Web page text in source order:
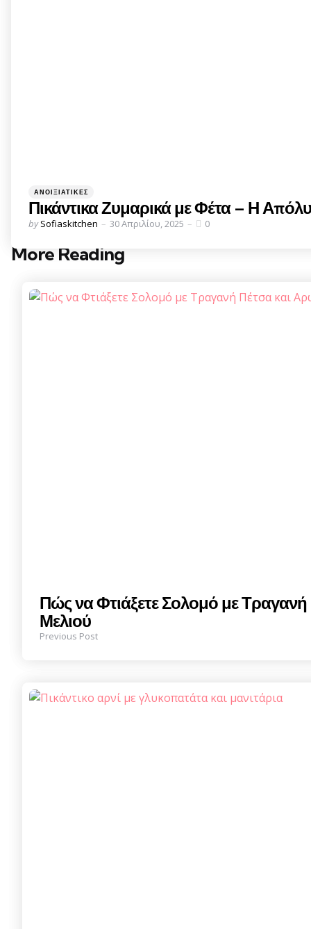
Categories
Posted
ΑΝΟΙΞΙΆΤΙΚΕΣ
Πικάντικα Ζυμαρικά με Φέτα – Η
Posted
by Sofiaskitchen 30 Απριλίου, 2025 0
More Reading
Post
Πώς να Φτιάξετε Σολομό με
Μελιού
Previous Post